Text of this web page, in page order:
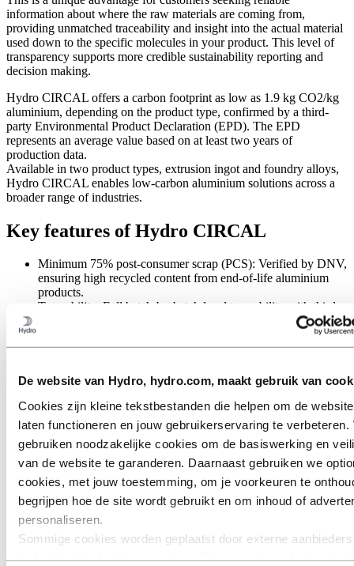
De website van Hydro, hydro.com, maakt gebruik van
Cookies zijn kleine tekstbestanden die helpen om de
laten functioneren en jouw gebruikerservaring te verbeteren.
gebruiken noodzakelijke cookies om de basiswerking en
van de website te garanderen. Daarnaast gebruiken we
cookies, met jouw toestemming, om je voorkeuren te
begrijpen hoe de site wordt gebruikt en om inhoud of
personaliseren.
Sommige cookies worden geplaatst door externe
information about where the raw materials are coming from,
providing unmatched traceability and insight into the actual material
used down to the specific molecules in your product. This level of
transparency supports more credible sustainability reporting and
decision making.
Hydro CIRCAL offers a carbon footprint as low as 1.9 kg CO2/kg
aluminium, depending on the product type, confirmed by a third-
party Environmental Product Declaration (EPD). The EPD
represents an average value based on at least two years of
production data.
Available in two product types, extrusion ingot and foundry alloys,
Hydro CIRCAL enables low-carbon aluminium solutions across a
broader range of industries.
Key features of Hydro CIRCAL
Minimum 75% post-consumer scrap (PCS): Verified by DNV,
ensuring high recycled content from end-of-life aluminium
products.
Traceability: Full batch-by-batch level traceability with third-
Extrusion ingot: 1.9 kg CO₂e/kg aluminium (verified by an
Foundry alloys: EPD in development; expected to reflect low-
carbon performance
Produced at an ASI certified plant